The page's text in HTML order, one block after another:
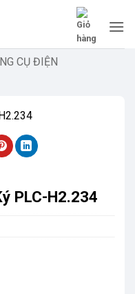
CỤ ĐIỆN
PLC-H2.234